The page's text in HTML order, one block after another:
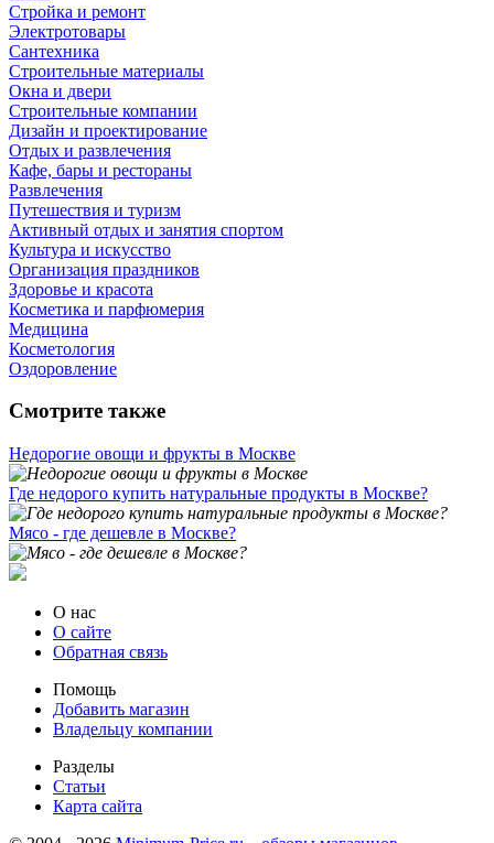
Стройка и ремонт
Электротовары
Сантехника
Строительные материалы
Окна и двери
Строительные компании
Дизайн и проектирование
Отдых и развлечения
Кафе, бары и рестораны
Развлечения
Путешествия и туризм
Активный отдых и занятия спортом
Культура и искусство
Организация праздников
Здоровье и красота
Косметика и парфюмерия
Медицина
Косметология
Оздоровление
Смотрите также
Недорогие овощи и фрукты в Москве
Где недорого купить натуральные продукты в Москве?
Мясо - где дешевле в Москве?
О нас
О сайте
Обратная связь
Помощь
Добавить магазин
Владельцу компании
Разделы
Статьи
Карта сайта